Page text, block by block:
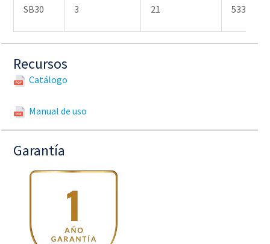
SB30 3 21 533,33
Recursos
Catálogo
Manual de uso
Garantía